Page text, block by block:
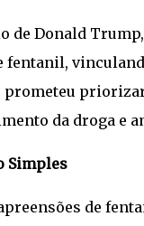
de Donald
fentanil,
da droga e
Simples
de